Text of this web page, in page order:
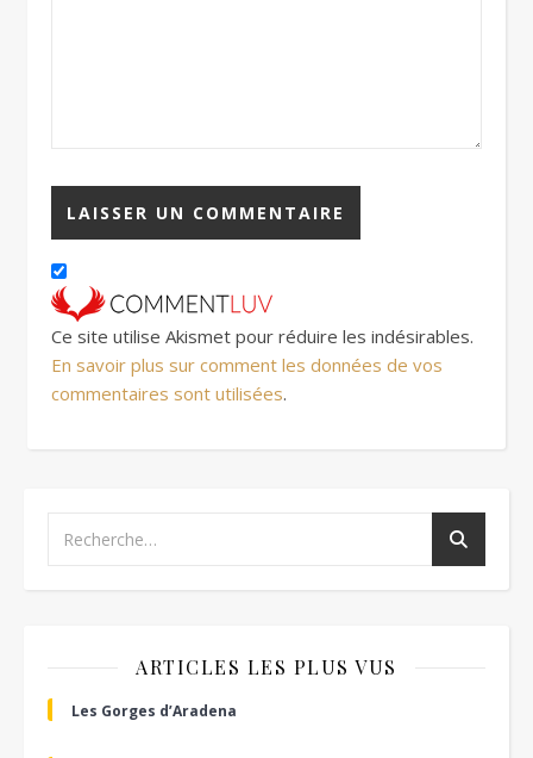
Ce site utilise Akismet pour réduire les indésirables.
En savoir plus sur comment les données de vos
commentaires sont utilisées.
ARTICLES LES PLUS VUS
Les Gorges d’Aradena